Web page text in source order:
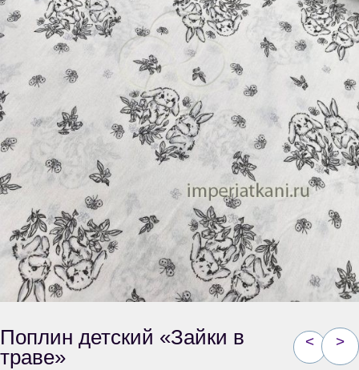
< >
Поплин детский «Зайки в
траве»